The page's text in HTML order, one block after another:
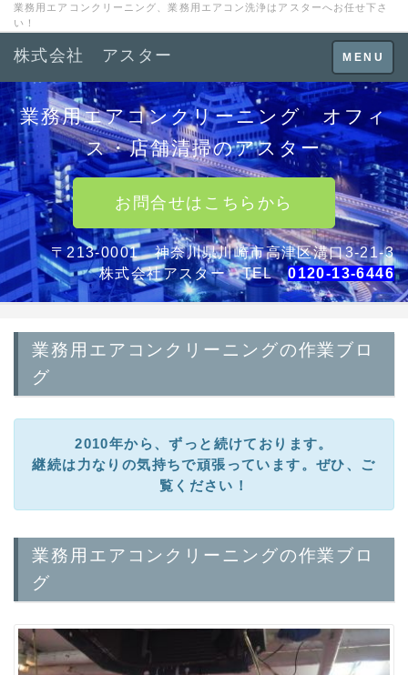
業務用エアコンクリーニング、業務用エアコン洗浄はアスターへお任せ下さ
い！
Toggle
navigation
MENU
株式会社 アスター
業務用エアコンクリーニング オフィ
ス・店舗清掃のアスター
お問合せはこちらから
〒213-0001 神奈川県川崎市高津区溝口3-21-3
株式会社アスター TEL0120-13-6446
業務用エアコンクリーニングの作業ブロ
グ
2010年から、ずっと続けております。
継続は力なりの気持ちで頑張っています。ぜひ、ご
覧ください！
業務用エアコンクリーニングの作業ブロ
グ